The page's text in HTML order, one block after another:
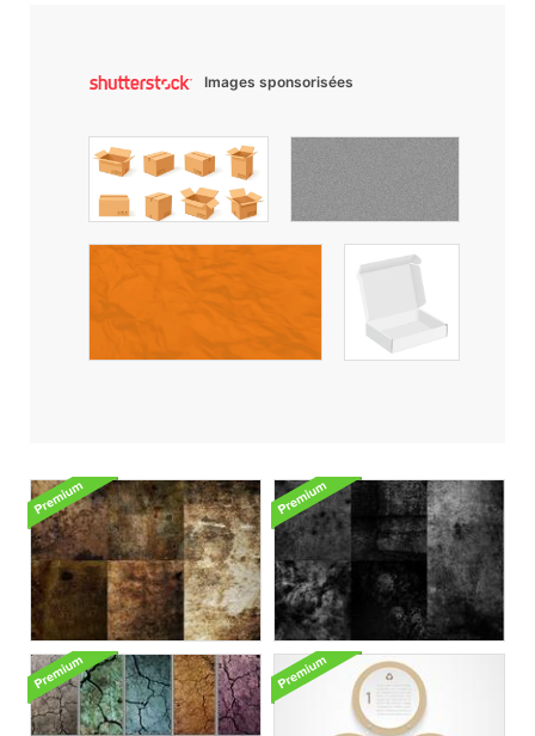
Images sponsorisées